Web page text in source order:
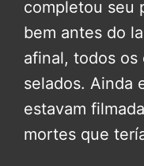
completou seu
bem antes do
afinal, todos os
selados. Ainda
estavam
mortes que